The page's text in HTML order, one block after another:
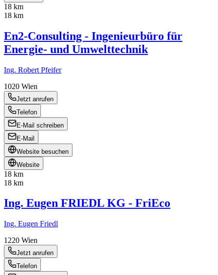
18 km
18 km
En2-Consulting - Ingenieurbüro für
Energie- und Umwelttechnik
Ing. Robert Pfeifer
1020 Wien
Jetzt anrufen
Telefon
E-Mail schreiben
E-Mail
Website besuchen
Website
18 km
18 km
Ing. Eugen FRIEDL KG - FriEco
Ing. Eugen Friedl
1220 Wien
Jetzt anrufen
Telefon